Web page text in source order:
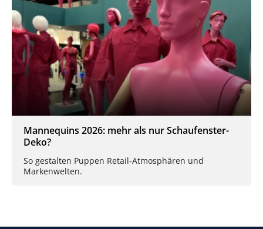
Mannequins 2026: mehr als nur Schaufenster-
Deko?
So gestalten Puppen Retail-Atmosphären und
Markenwelten.